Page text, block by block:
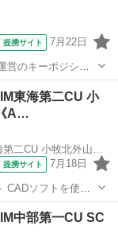
提携サイト 7月22日
営のキーポジショ
車計画作成 ・車
等との調整含む）
海第二CU 小
A…
提携サイト 7月18日
また報告業務をお
部第一CU SC